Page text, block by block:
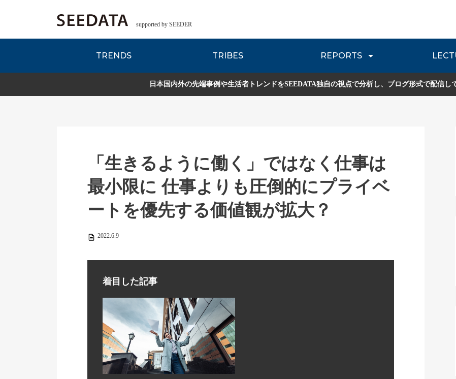
supported by SEEDER
TRENDS TRIBES REPORTS
EDITORIAL REPORT Zsレポート 流通レポート JOURNEY REVIEW
各種データのご紹介
日本国内外の先端事例や生活者トレンドをSEEDATA独自の視点で分析し、ブログ形式で配信し
「生きるように働く」ではなく仕事は
最小限に 仕事よりも圧倒的にプライベ
ートを優先する価値観が拡大？
2022.6.9
着目した記事